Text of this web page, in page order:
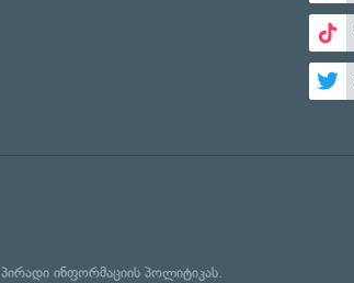
პირადი ინფორმაციის პოლიტიკას